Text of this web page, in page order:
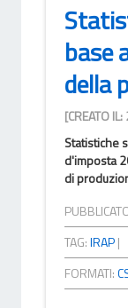
base
della
[CREATO
Statistiche
d'imposta
di
TAG:IRAP|
FORMATI: